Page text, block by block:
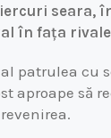
în fața
patrulea cu
aproape să